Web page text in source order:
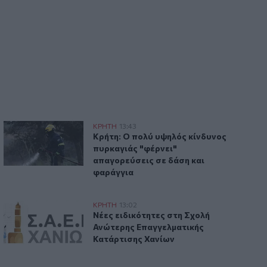
η κυκλοφορία
– Πώς θα γίνεται η κυκλοφορία
Κρήτη: Ο πολύ υψηλός κίνδυνος πυρκαγιάς "φέρνει"
ΚΡΗΤΗ 13:43
Κρήτη: Ο πολύ υψηλός κίνδυνος
Κρήτη: Ο πολύ υψηλός κίνδυνος
πυρκαγιάς "φέρνει"
απαγορεύσεις σε δάση και
φαράγγια
μισθολογικά και εργασιακά θεματα
συνάντηση για ΒΑΕ, μισθολογικά και εργασιακά θεματα
Νέες ειδικότητες στη Σχολή Ανώτερης Επαγγελματικής
ΚΡΗΤΗ 13:02
Νέες ειδικότητες στη Σχολή
Νέες ειδικότητες στη Σχολή
Ανώτερης Επαγγελματικής
Κατάρτισης Χανίων